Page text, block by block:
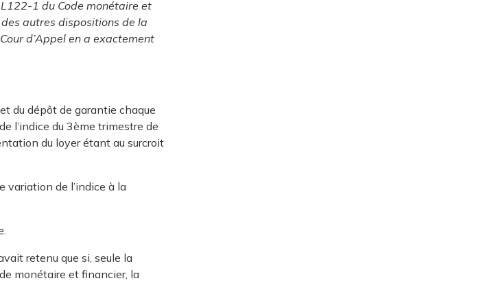
1 du Code monétaire et
autres dispositions de la
d’Appel en a exactement
du dépôt de garantie chaque
l’indice du 3ème trimestre de
du loyer étant au surcroit
variation de l’indice à la
retenu que si, seule la
monétaire et financier, la